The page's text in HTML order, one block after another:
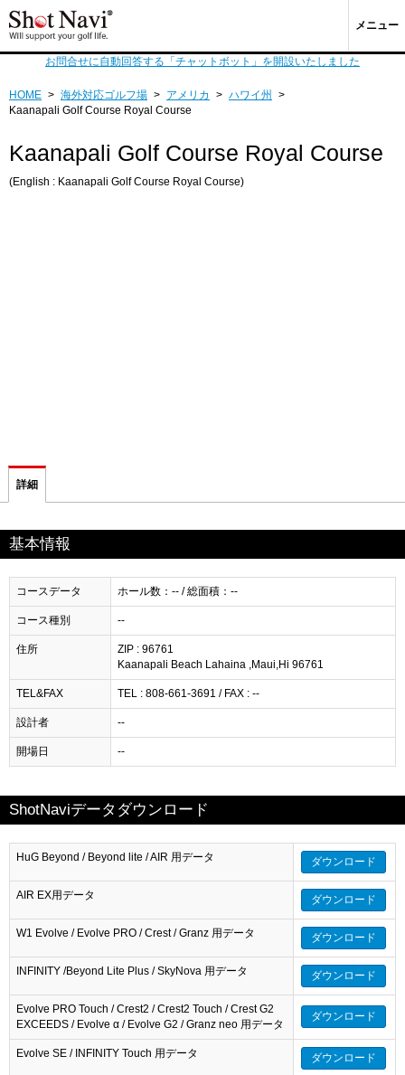
メニュー
お問合せに自動回答する「チャットボット」を開設いたしました
HOME > 海外対応ゴルフ場 > アメリカ > ハワイ州
>
Kaanapali Golf Course Royal Course
Kaanapali Golf Course Royal Course
(English : Kaanapali Golf Course Royal Course)
詳細
基本情報
コースデータ ホール数：-- / 総面積：--
コース種別 --
住所
ZIP : 96761
Kaanapali Beach Lahaina ,Maui,Hi 96761
TEL&FAX TEL : 808-661-3691 / FAX : --
設計者 --
開場日 --
ShotNaviデータダウンロード
HuG Beyond / Beyond lite / AIR 用データ ダウンロード
AIR EX用データ ダウンロード
W1 Evolve / Evolve PRO / Crest / Granz 用データ ダウンロード
INFINITY /Beyond Lite Plus / SkyNova 用データ ダウンロード
Evolve PRO Touch / Crest2 / Crest2 Touch / Crest G2
EXCEEDS / Evolve α / Evolve G2 / Granz neo 用データ
ダウンロード
Evolve SE / INFINITY Touch 用データ ダウンロード